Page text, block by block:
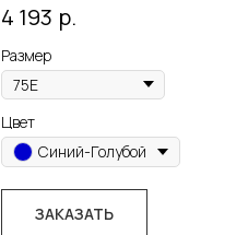
4 193 р.
Размер
Цвет
Синий-Голубой
ЗАКАЗАТЬ